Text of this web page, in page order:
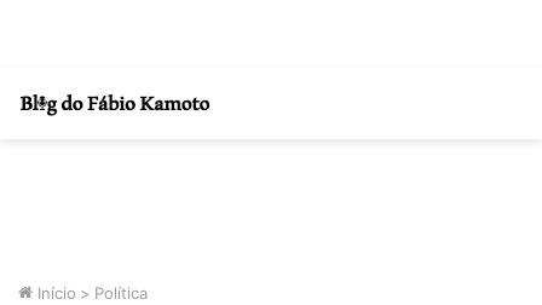
Início > Política